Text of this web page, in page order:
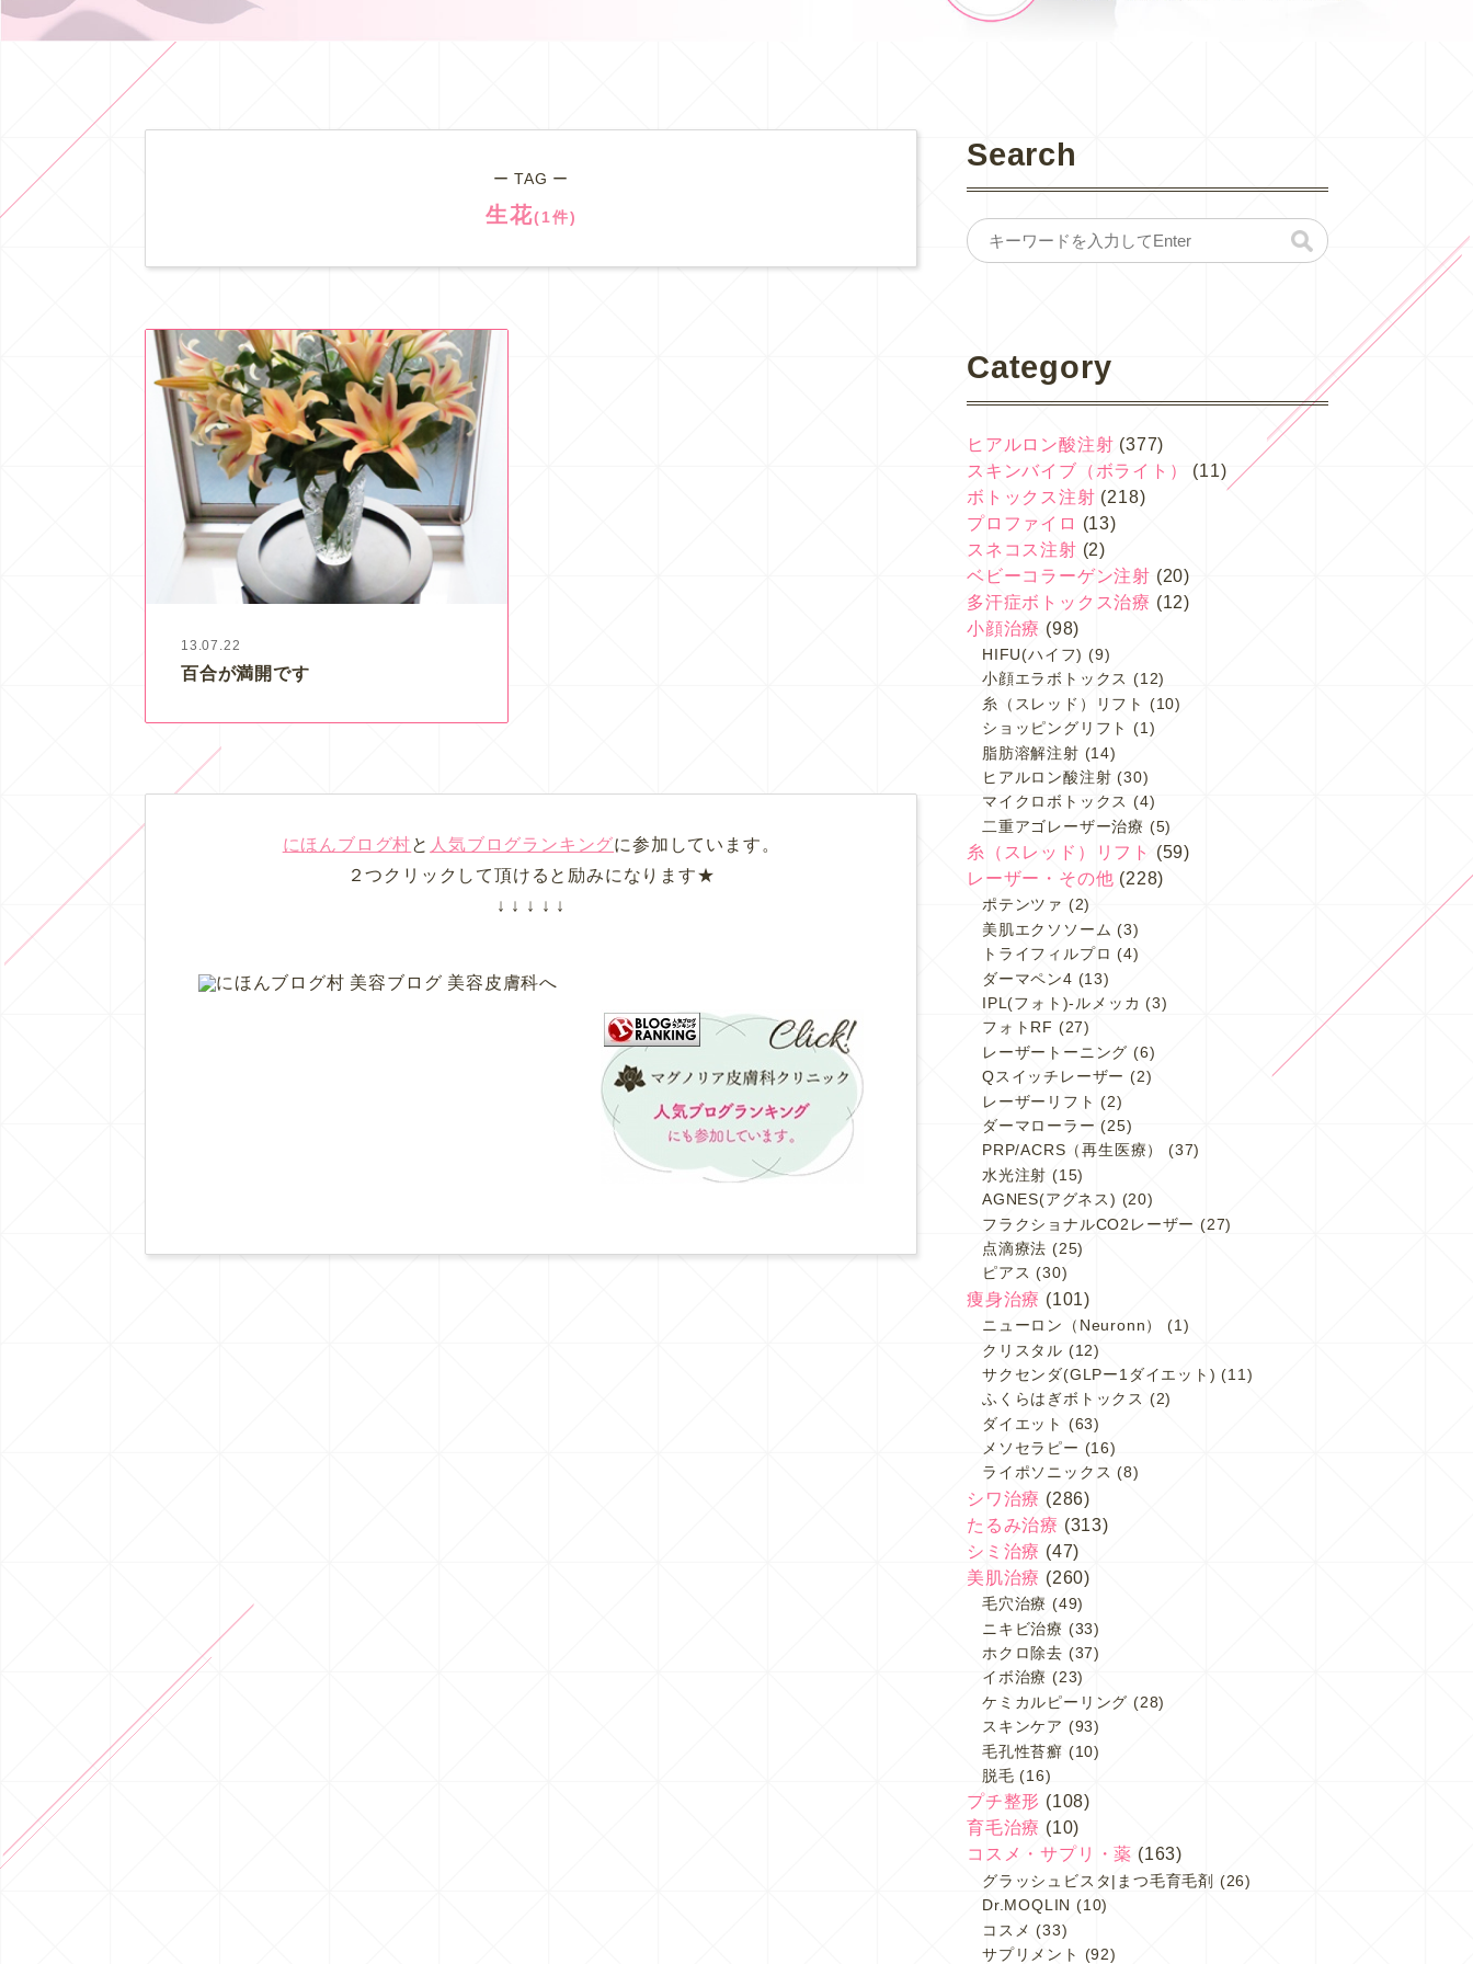
ー TAG ー
生花(1件)
13.07.22
百合が満開です
にほんブログ村と 人気ブログランキングに参加しています。
２つクリックして頂けると励みになります★
↓ ↓ ↓ ↓ ↓
Search
Category
ヒアルロン酸注射 (377)
スキンバイブ（ボライト）
(11)
ボトックス注射 (218)
プロファイロ (13)
スネコス注射 (2)
ベビーコラーゲン注射 (20)
多汗症ボトックス治療 (12)
小顔治療 (98)
HIFU(ハイフ) (9)
小顔エラボトックス (12)
糸（スレッド）リフト
(10)
ショッピングリフト
(1)
脂肪溶解注射 (14)
ヒアルロン酸注射 (30)
マイクロボトックス (4)
二重アゴレーザー治療 (5)
糸（スレッド）リフト
(59)
レーザー・その他 (228)
ポテンツァ (2)
美肌エクソソーム (3)
トライフィルプロ (4)
ダーマペン4 (13)
IPL(フォト)-ルメッカ (3)
フォトRF (27)
レーザートーニング (6)
Qスイッチレーザー (2)
レーザーリフト (2)
ダーマローラー (25)
PRP/ACRS（再生医療）
(37)
水光注射 (15)
AGNES(アグネス) (20)
フラクショナルCO2レーザー (27)
点滴療法 (25)
ピアス (30)
痩身治療 (101)
ニューロン（Neuronn）
(1)
クリスタル (12)
サクセンダ(GLPー1ダイエット) (11)
ふくらはぎボトックス (2)
ダイエット (63)
メソセラピー (16)
ライポソニックス (8)
シワ治療 (286)
たるみ治療 (313)
シミ治療 (47)
美肌治療 (260)
毛穴治療 (49)
ニキビ治療 (33)
ホクロ除去 (37)
イボ治療 (23)
ケミカルピーリング (28)
スキンケア (93)
毛孔性苔癬 (10)
脱毛 (16)
プチ整形 (108)
育毛治療 (10)
コスメ・サプリ・薬 (163)
グラッシュビスタ|まつ毛育毛剤
(26)
Dr.MOQLIN (10)
コスメ (33)
サプリメント
(92)